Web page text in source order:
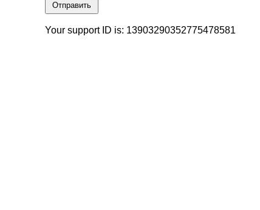
Отправить
Your support ID is: 13903290352775478581